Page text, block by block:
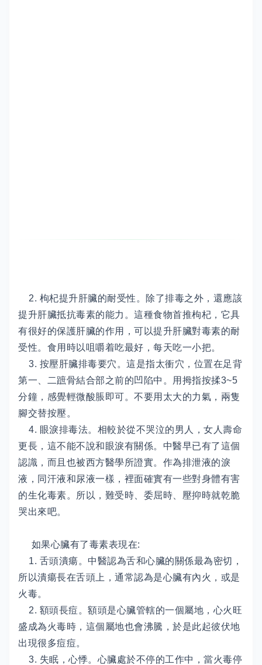
2. 枸杞提升肝臟的耐受性。除了排毒之外，還應該
提升肝臟抵抗毒素的能力。這種食物首推枸杞，它具
有很好的保護肝臟的作用，可以提升肝臟對毒素的耐
受性。食用時以咀嚼着吃最好，每天吃一小把。
3. 按壓肝臟排毒要穴。這是指太衝穴，位置在足背
第一、二蹠骨結合部之前的凹陷中。用拇指按揉3~5
分鐘，感覺輕微酸脹即可。不要用太大的力氣，兩隻
腳交替按壓。
4. 眼淚排毒法。相較於從不哭泣的男人，女人壽命
更長，這不能不說和眼淚有關係。中醫早已有了這個
認識，而且也被西方醫學所證實。作為排泄液的淚
液，同汗液和尿液一樣，裡面確實有一些對身體有害
的生化毒素。所以，難受時、委屈時、壓抑時就乾脆
哭出來吧。
如果心臟有了毒素表現在:
1. 舌頭潰瘍。中醫認為舌和心臟的關係最為密切，
所以潰瘍長在舌頭上，通常認為是心臟有內火，或是
火毒。
2. 額頭長痘。額頭是心臟管轄的一個屬地，心火旺
盛成為火毒時，這個屬地也會沸騰，於是此起彼伏地
出現很多痘痘。
3. 失眠，心悸。心臟處於不停的工作中，當火毒停